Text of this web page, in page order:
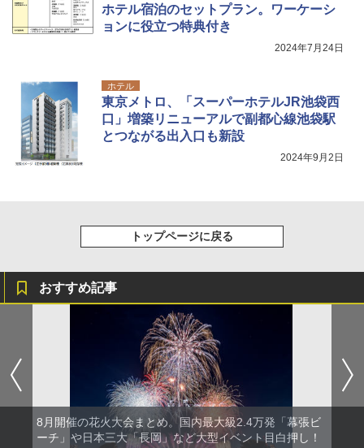
ホテル宿泊のセットプラン。ワーケーシ
ョンに役立つ特典付き
2024年7月24日
ホテル
東京メトロ、「スーパーホテルJR池袋西
口」増築リニューアルで副都心線池袋駅
とつながる出入口も新設
2024年9月2日
トップページに戻る
おすすめ記事
8月開催の花火大会まとめ。国内最大級2.4万発「幕張ビ
ーチ」や日本三大「長岡」など大型イベント目白押し！